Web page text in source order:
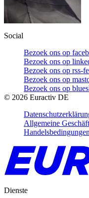
Social
Bezoek ons op
Bezoek ons op
Bezoek ons op rss-
Bezoek ons op
Bezoek ons op
© 2026 Euractiv DE
Allgemeine
Handelsbedingungen
Dienste